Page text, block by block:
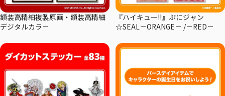
額装高精細複製原画・額装高精細
デジタルカラー
『ハイキュー!!』ぷにジャン
☆SEAL－ORANGE－ /－RED－